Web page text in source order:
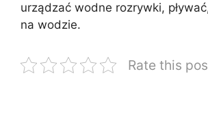
urządzać wodne rozrywki,
na wodzie.
Rate this